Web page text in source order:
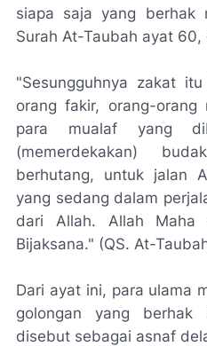
siapa saja yang berhak
Surah At-Taubah ayat
"Sesungguhnya zakat
orang fakir, orang-orang
para mualaf yang
(memerdekakan)
berhutang, untuk jalan
yang sedang dalam
dari Allah. Allah Maha
Bijaksana." (QS. At-
Dari ayat ini, para ulama
golongan yang berhak
disebut sebagai asnaf